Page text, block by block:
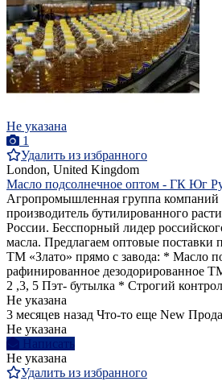
Не указана
1
Удалить из избранного
London, United Kingdom
Масло подсолнечное оптом - ГК Юг
Агропромышленная группа
производитель бутилированного
России. Бесспорный лидер
масла. Предлагаем оптовые поставки
ТМ «Злато» прямо с завода: * Масло
рафинированное дезодорированное
2 ,3, 5 Пэт- бутылка * Строгий
Не указана
3 месяцев назад Что-то еще New
Не указана
Написать
Не указана
Удалить из избранного